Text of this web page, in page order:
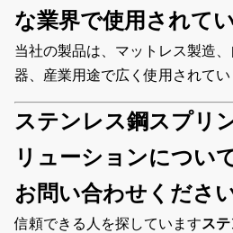
な業界で使用されて
当社の製品は、マットレス製造
器、産業用途で広く使用されてい
ステンレス鋼スプリ
リューションについ
お問い合わせくださ
信頼できる人を探していますス